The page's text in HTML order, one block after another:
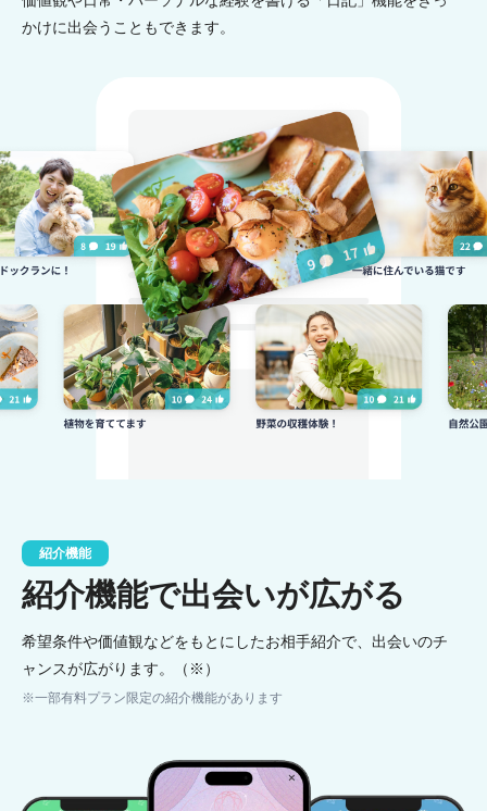
かけに出会うこともできます。
紹介機能
紹介機能で出会いが広がる
希望条件や価値観などをもとにしたお相手紹介で、出会いのチ
ャンスが広がります。（※）
※一部有料プラン限定の紹介機能があります